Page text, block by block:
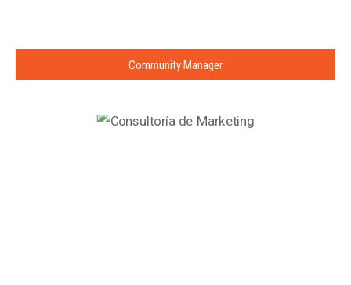
Community Manager